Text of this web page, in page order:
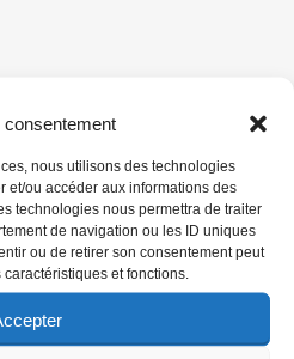
consentement
nous utilisons des technologies
et/ou accéder aux informations des
technologies nous permettra de traiter
de navigation ou les ID uniques
ou de retirer son consentement peut
et fonctions.